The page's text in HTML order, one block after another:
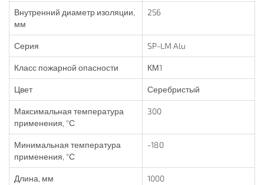
Внутренний диаметр изоляции,
мм
256
Серия SP-LM Alu
Класс пожарной опасности КМ1
Цвет Серебристый
Максимальная температура
применения, °С
300
Минимальная температура
применения, °С
-180
Длина, мм 1000